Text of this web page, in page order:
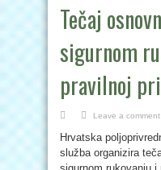
Tečaj
sigurnom
pravilnoj
Leave a comment
Hrvatska
služba organizira